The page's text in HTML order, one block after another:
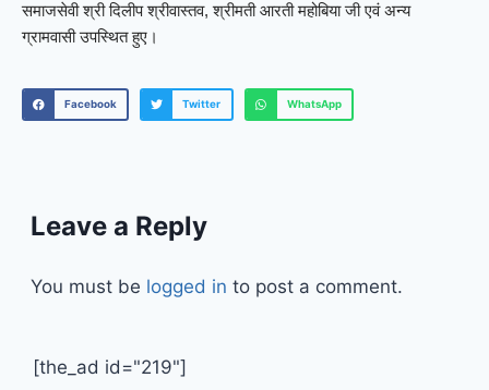
समाजसेवी श्री दिलीप श्रीवास्तव, श्रीमती आरती महोबिया जी एवं अन्य
ग्रामवासी उपस्थित हुए।
Facebook Twitter WhatsApp
Leave a Reply
You must be logged in to post a comment.
[the_ad id="219"]